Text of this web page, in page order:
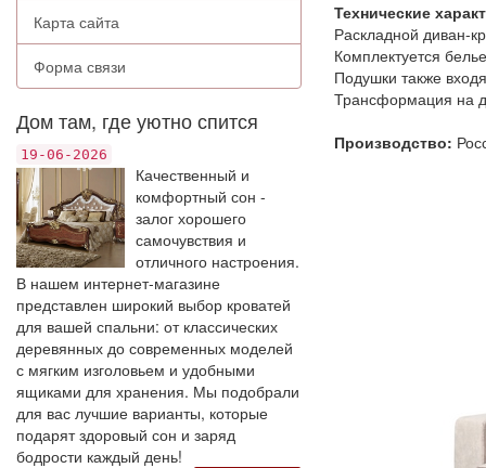
Карта сайта
Форма связи
Дом там, где уютно спится
19-06-2026
Качественный и
комфортный сон -
залог хорошего
самочувствия и
отличного настроения.
В нашем интернет-магазине
представлен широкий выбор кроватей
для вашей спальни: от классических
деревянных до современных моделей
с мягким изголовьем и удобными
ящиками для хранения. Мы подобрали
для вас лучшие варианты, которые
подарят здоровый сон и заряд
бодрости каждый день!
Технические
Раскладной диван-
Комплектуется
Подушки также
Трансформация на
Производство: